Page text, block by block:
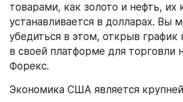
товарами, как золото и нефть, их
устанавливается в долларах. Вы
убедиться в этом, открыв график
в своей платформе для торговли
Форекс.
Экономика США является